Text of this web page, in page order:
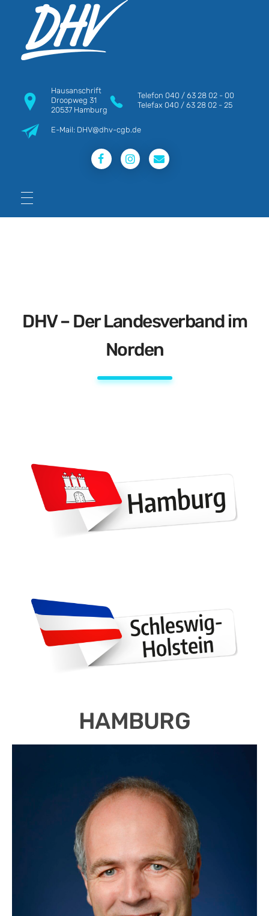
Hausanschrift
Droopweg 31
20537 Hamburg
Telefon 040 / 63 28 02 - 00
Telefax 040 / 63 28 02 - 25
E-Mail: DHV@dhv-cgb.de
DHV – Der Landesverband im
Norden
HAMBURG